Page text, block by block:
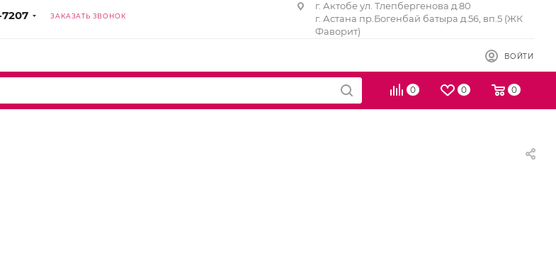
7207 ЗАКАЗАТЬ ЗВОНОК
г. Актобе ул. Тлепбергенова д.80
г. Астана пр.Богенбай батыра д.56, вп.5 (ЖК
Фаворит)
ВОЙТИ
0 0 0